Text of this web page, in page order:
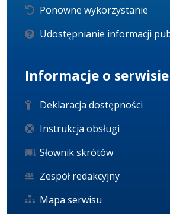
Ponowne wykorzystanie
Udostępnianie informacji
Informacje o serwisie
Deklaracja dostępności
Instrukcja obsługi
Słownik skrótów
Zespół redakcyjny
Mapa serwisu